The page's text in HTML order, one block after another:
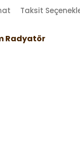
Taksit
Radyatör